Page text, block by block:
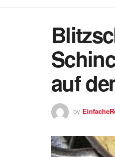
auf
by